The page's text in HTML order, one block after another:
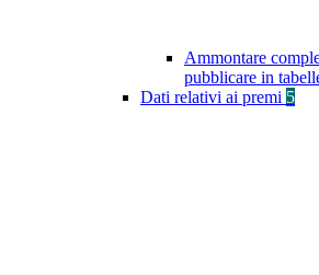
Ammontare
pubblicare in
Dati relativi ai premi 5